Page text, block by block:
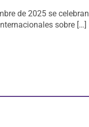
de 2025 se celebran
sobre […]